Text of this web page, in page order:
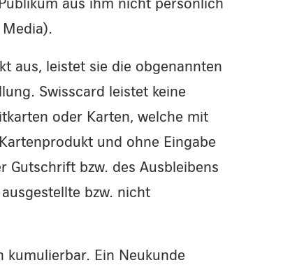
aus, leistet sie die obgenannten
Swisscard leistet keine
oder Karten, welche mit
und ohne Eingabe
Gutschrift bzw. des Ausbleibens
bzw. nicht
Ein Neukunde